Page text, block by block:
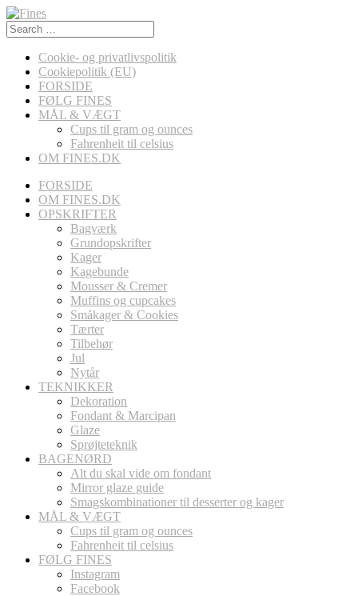
Search
for:
Cookie- og privatlivspolitik
Cookiepolitik (EU)
FORSIDE
FØLG FINES
MÅL & VÆGT
Cups til gram og ounces
Fahrenheit til celsius
OM FINES.DK
FORSIDE
OM FINES.DK
OPSKRIFTER
Bagværk
Grundopskrifter
Kager
Kagebunde
Mousser & Cremer
Muffins og cupcakes
Småkager & Cookies
Tærter
Tilbehør
Jul
Nytår
TEKNIKKER
Dekoration
Fondant & Marcipan
Glaze
Sprøjteteknik
BAGENØRD
Alt du skal vide om fondant
Mirror glaze guide
Smagskombinationer til desserter og kager
MÅL & VÆGT
Cups til gram og ounces
Fahrenheit til celsius
FØLG FINES
Instagram
Facebook